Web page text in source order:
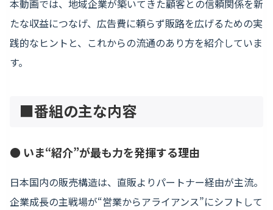
本動画では、地域企業が築いてきた顧客との信頼関係を新
たな収益につなげ、広告費に頼らず販路を広げるための実
践的なヒントと、これからの流通のあり方を紹介していま
す。
■番組の主な内容
● いま“紹介”が最も力を発揮する理由
日本国内の販売構造は、直販よりパートナー経由が主流。
企業成長の主戦場が“営業からアライアンス”にシフトして